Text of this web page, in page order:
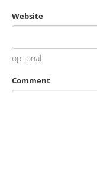
Website
optional
Comment